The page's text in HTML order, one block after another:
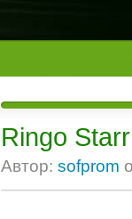
Ringo
Автор: sofprom